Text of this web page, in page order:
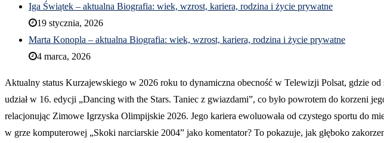
Iga Świątek – aktualna Biografia: wiek, wzrost, kariera, rodzina i życie prywatne
19 stycznia, 2026
Marta Konopla – aktualna Biografia: wiek, wzrost, kariera, rodzina i życie prywatne
4 marca, 2026
Aktualny status Kurzajewskiego w 2026 roku to dynamiczna obecność w Telewizji Polsat, gdzie
udział w 16. edycji „Dancing with the Stars. Taniec z gwiazdami”, co było powrotem do korzeni
relacjonując Zimowe Igrzyska Olimpijskie 2026. Jego kariera ewoluowała od czystego sportu do
w grze komputerowej „Skoki narciarskie 2004” jako komentator? To pokazuje, jak głęboko